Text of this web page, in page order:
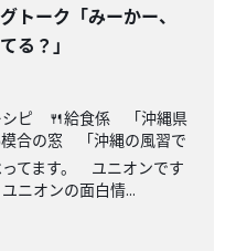
トーク「みーかー、
る？」
シピ 🍴給食係 「沖縄県
模合の窓 「沖縄の風習で
てます。 ユニオンです
ニオンの面白情...